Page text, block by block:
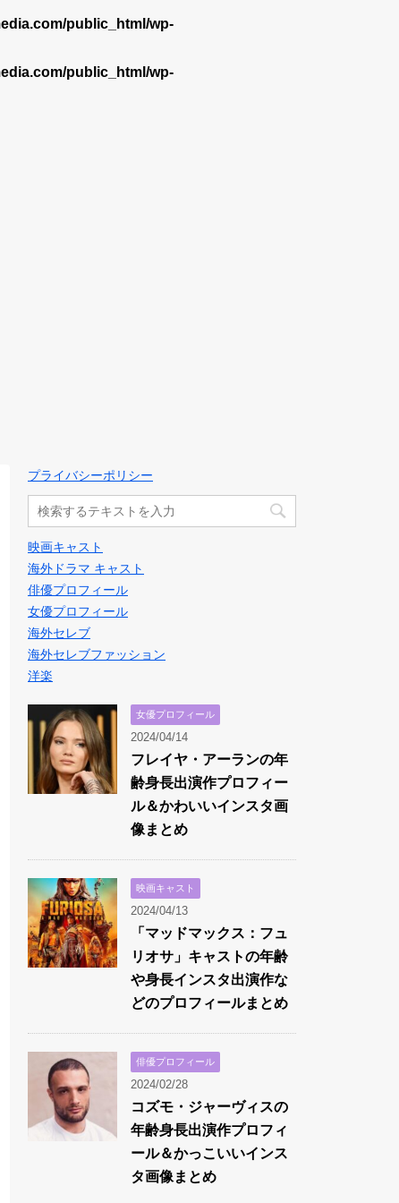
public_html/wp-
public_html/wp-
プライバシーポリシー
映画キャスト
海外ドラマ キャスト
俳優プロフィール
女優プロフィール
海外セレブ
海外セレブファッション
洋楽
女優プロフィール
2024/04/14
フレイヤ・アーランの年
齢身長出演作プロフィー
ル＆かわいいインスタ画
像まとめ
映画キャスト
2024/04/13
「マッドマックス：フュ
リオサ」キャストの年齢
や身長インスタ出演作な
どのプロフィールまとめ
俳優プロフィール
2024/02/28
コズモ・ジャーヴィスの
年齢身長出演作プロフィ
ール＆かっこいいインス
タ画像まとめ